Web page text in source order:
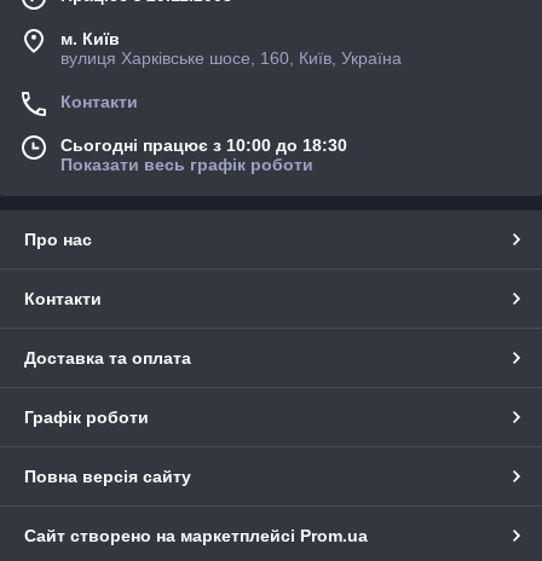
м. Київ
вулиця Харківське шосе, 160, Київ, Україна
Контакти
Сьогодні працює з 10:00 до 18:30
Показати весь графік роботи
Про нас
Контакти
Доставка та оплата
Графік роботи
Повна версія сайту
Сайт створено на маркетплейсі Prom.ua